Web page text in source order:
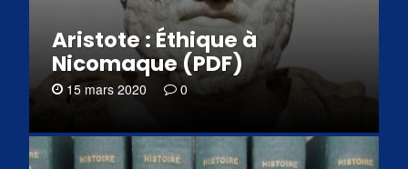
Aristote : Éthique à
Nicomaque (PDF)
15 mars 2020 0